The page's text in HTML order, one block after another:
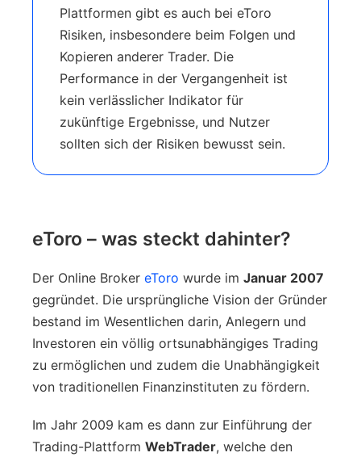
Plattformen gibt es auch bei eToro
Risiken, insbesondere beim Folgen und
Kopieren anderer Trader. Die
Performance in der Vergangenheit ist
kein verlässlicher Indikator für
zukünftige Ergebnisse, und Nutzer
sollten sich der Risiken bewusst sein.
eToro – was steckt dahinter?
Der Online Broker eToro wurde im Januar 2007
gegründet. Die ursprüngliche Vision der Gründer
bestand im Wesentlichen darin, Anlegern und
Investoren ein völlig ortsunabhängiges Trading
zu ermöglichen und zudem die Unabhängigkeit
von traditionellen Finanzinstituten zu fördern.
Im Jahr 2009 kam es dann zur Einführung der
Trading-Plattform WebTrader, welche den